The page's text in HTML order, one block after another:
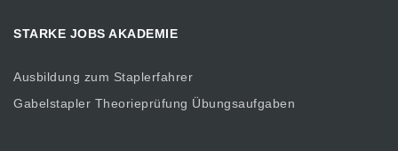
STARKE JOBS AKADEMIE
Ausbildung zum Staplerfahrer
Gabelstapler Theorieprüfung Übungsaufgaben